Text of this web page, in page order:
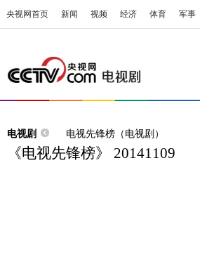
央视网首页 新闻 视频 经济 体育 军事
电视剧 电视先锋榜（电视剧）
《电视先锋榜》 20141109